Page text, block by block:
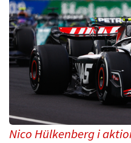
Nico Hülkenberg i